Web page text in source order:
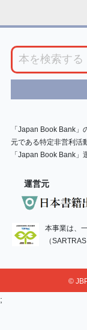
「Japan Book Bank」
元である特定非営利活
「Japan Book Bank」
運営元
本事業は、
（
©
;